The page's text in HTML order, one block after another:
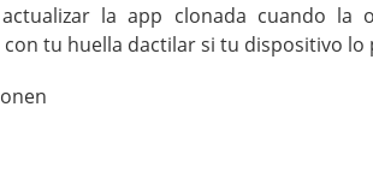
la app clonada cuando la
tu huella dactilar si tu dispositivo lo